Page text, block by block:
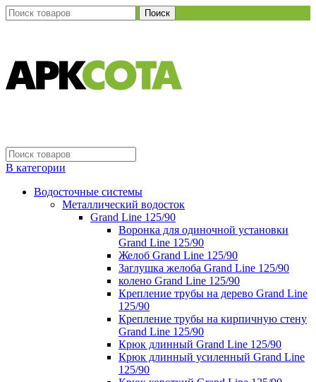
Поиск
В категории
Водосточные системы
Металлический водосток
Grand Line 125/90
Воронка для одиночной установки
Grand Line 125/90
Желоб Grand Line 125/90
Заглушка желоба Grand Line 125/90
колено Grand Line 125/90
Крепление трубы на дерево Grand Line
125/90
Крепление трубы на кирпичную стену
Grand Line 125/90
Крюк длинный Grand Line 125/90
Крюк длинный усиленный Grand Line
125/90